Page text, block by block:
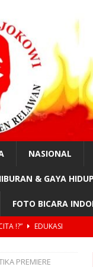
NASIONAL
& GAYA HIDUP
FOTO BICARA
!?”
EDUKASI
PREMIERE